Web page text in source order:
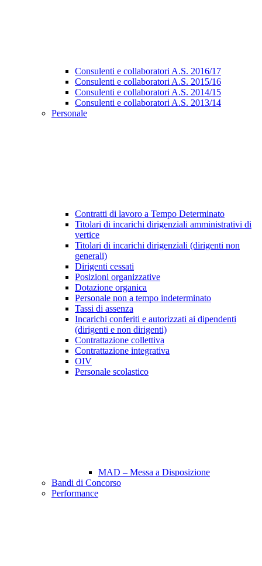
Consulenti e collaboratori A.S. 2016/17
Consulenti e collaboratori A.S. 2015/16
Consulenti e collaboratori A.S. 2014/15
Consulenti e collaboratori A.S. 2013/14
Personale
Contratti di lavoro a Tempo Determinato
Titolari di incarichi dirigenziali amministrativi di
vertice
Titolari di incarichi dirigenziali (dirigenti non
generali)
Dirigenti cessati
Posizioni organizzative
Dotazione organica
Personale non a tempo indeterminato
Tassi di assenza
Incarichi conferiti e autorizzati ai dipendenti
(dirigenti e non dirigenti)
Contrattazione collettiva
Contrattazione integrativa
OIV
Personale scolastico
MAD – Messa a Disposizione
Bandi di Concorso
Performance